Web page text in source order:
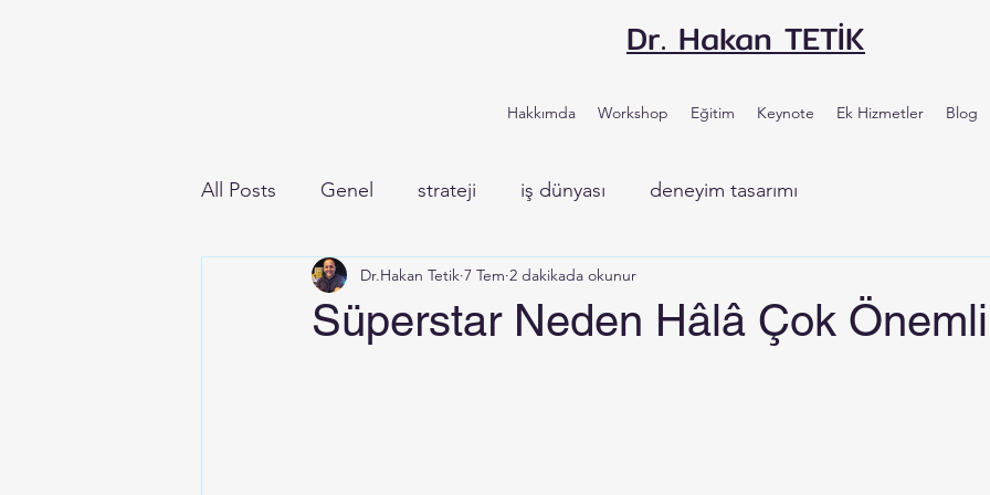
Dr. Hakan TETİK
Hakkımda Workshop Eğitim Keynote Ek Hizmetler Blog
All Posts Genel strateji iş dünyası deneyim tasarımı
Süperstar Neden Hâlâ Çok
Dr.Hakan Tetik 7 Tem 2 dakikada okunur